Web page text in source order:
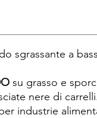
sgrassante a
su grasso e
nere di carrelli.
industrie